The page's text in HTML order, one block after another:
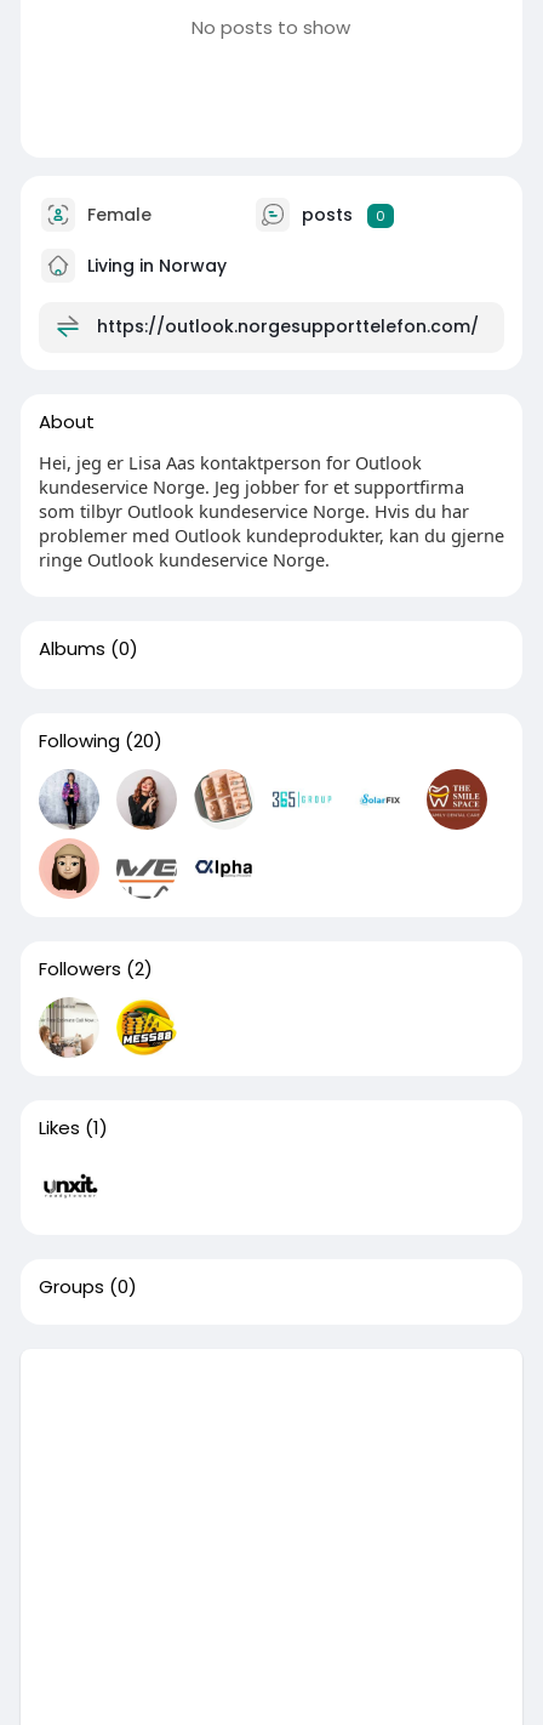
No posts to show
Female posts 0
Living in Norway
https://outlook.norgesupporttelefon.com/
About
Hei, jeg er Lisa Aas kontaktperson for Outlook
kundeservice Norge. Jeg jobber for et supportfirma
som tilbyr Outlook kundeservice Norge. Hvis du har
problemer med Outlook kundeprodukter, kan du gjerne
ringe Outlook kundeservice Norge.
Albums (0)
Following (20)
Followers (2)
Likes (1)
Groups (0)